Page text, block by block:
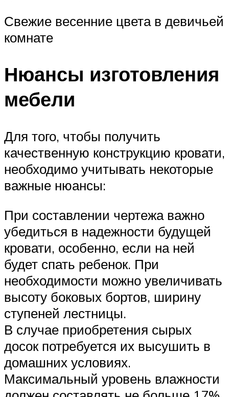
Свежие весенние цвета в девичьей
комнате
Нюансы изготовления
мебели
Для того, чтобы получить
качественную конструкцию кровати,
необходимо учитывать некоторые
важные нюансы:
При составлении чертежа важно
убедиться в надежности будущей
кровати, особенно, если на ней
будет спать ребенок. При
необходимости можно увеличивать
высоту боковых бортов, ширину
ступеней лестницы.
В случае приобретения сырых
досок потребуется их высушить в
домашних условиях.
Максимальный уровень влажности